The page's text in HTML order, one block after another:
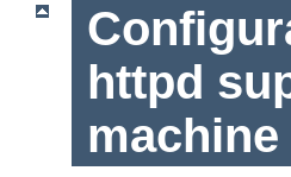
httpd
machine